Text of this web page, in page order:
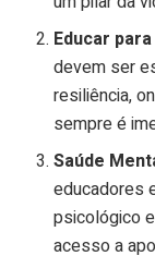
Educar
devem ser
resiliência,
sempre é
Saúde
educadores
psicológico
acesso a